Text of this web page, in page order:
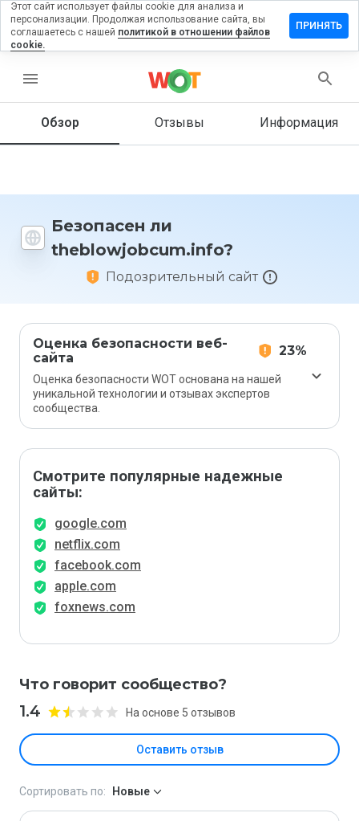
menu
Обзор Отзывы Информация
Безопасен ли
theblowjobcum.info?
Подозрительный сайт
Оценка безопасности веб-
сайта
23%
Оценка безопасности WOT основана на нашей
уникальной технологии и отзывах экспертов
сообщества.
Смотрите популярные надежные
сайты:
google.com
netflix.com
facebook.com
apple.com
foxnews.com
Что говорит сообщество?
1.4 На основе 5 отзывов
Оставить отзыв
отзыв
Как бы
этот
1 до 5?
Сортировать по: Новые
Этот сайт использует файлы cookie для анализа и
персонализации. Продолжая использование сайта, вы
соглашаетесь с нашей политикой в отношении файлов
cookie.
ПРИНЯТЬ